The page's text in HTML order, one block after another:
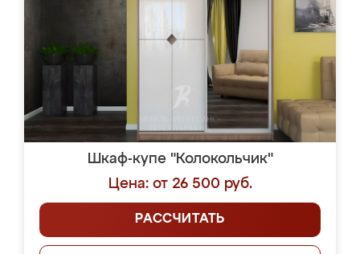
Шкаф-купе "Колокольчик"
Цена: от 26 500 руб.
РАССЧИТАТЬ